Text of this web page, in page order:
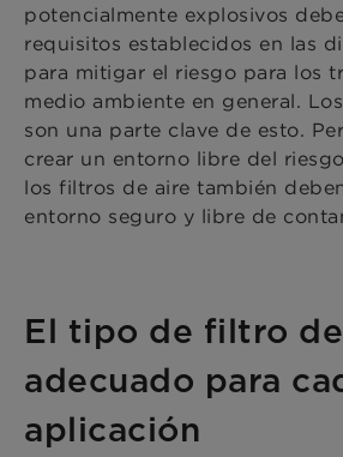
potencialmente explosivos
requisitos establecidos en las
para mitigar el riesgo para los
medio ambiente en general.
son una parte clave de esto.
crear un entorno libre del
los filtros de aire también
entorno seguro y libre de
El tipo de filtro
adecuado para
aplicación